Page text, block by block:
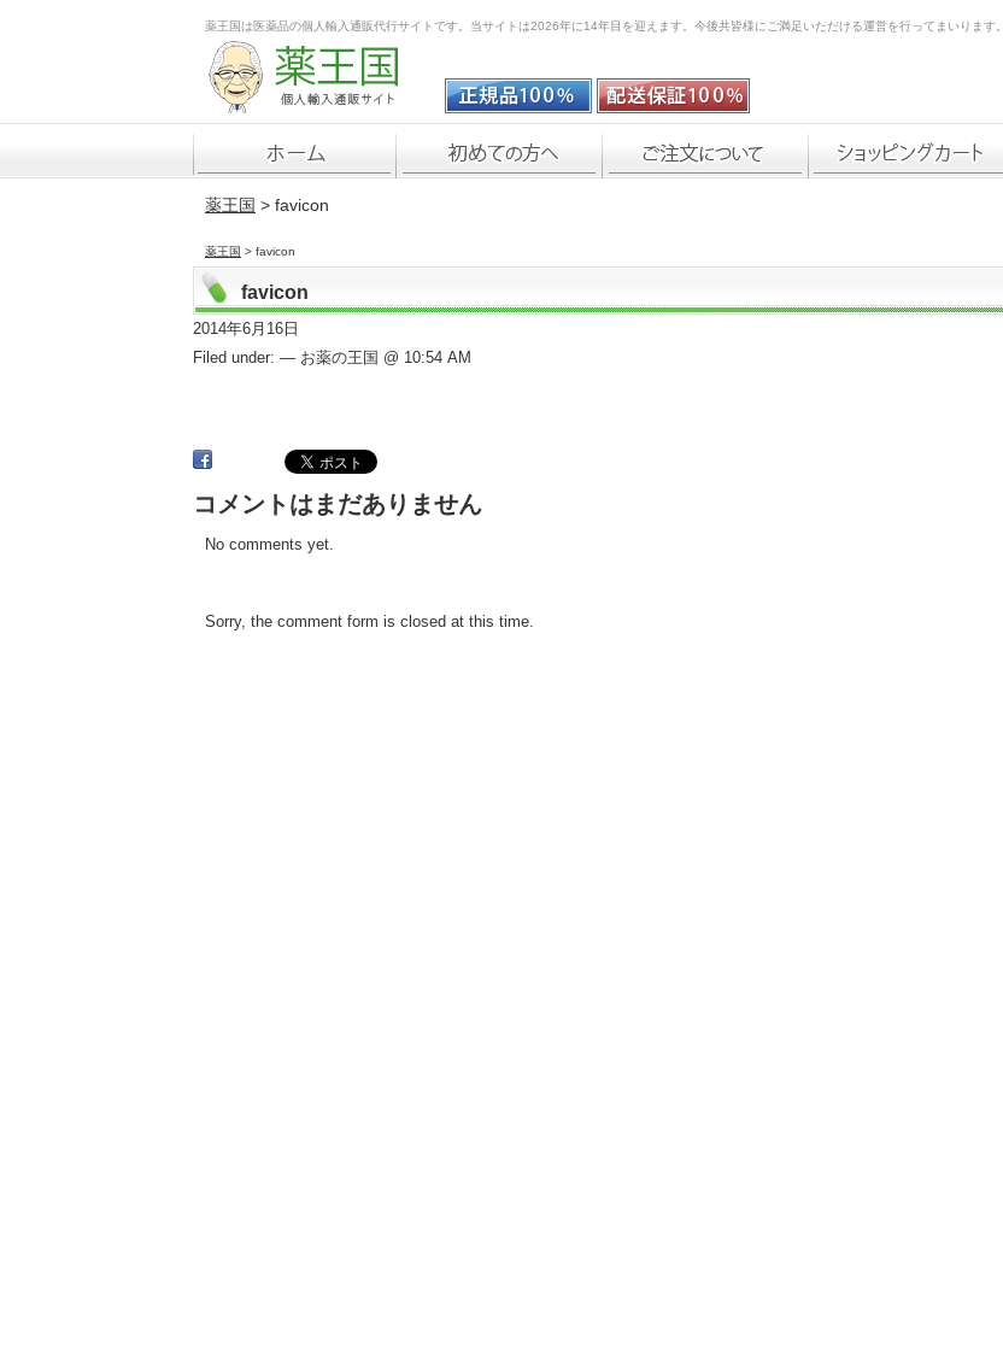
薬王国は医薬品の個人輸入通販代行サイトです。当サイトは2026年に14年目を迎えます。今後共皆様にご満足いただける運営を行ってまいります。
薬王国 > favicon
薬王国 > favicon
favicon
2014年6月16日
Filed under: — お薬の王国 @ 10:54 AM
コメントはまだありません
No comments yet.
Sorry, the comment form is closed at this time.